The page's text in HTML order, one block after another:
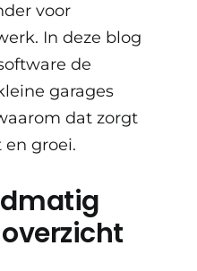
voor
In deze blog
de
garages
dat zorgt
en groei.